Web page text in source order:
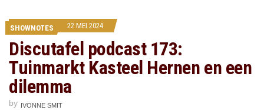
SHOWNOTES 22 MEI 2024
Discutafel podcast 173:
Tuinmarkt Kasteel Hernen en een
dilemma
by IVONNE SMIT